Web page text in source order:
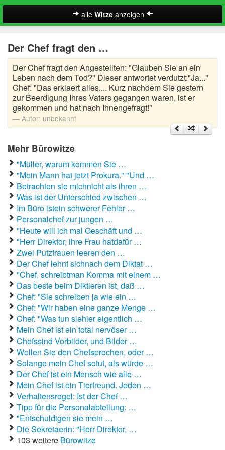
alle Witzeanzeigen
A-Klasse Witze
Akademiker Witze
Al Bundy Sprüche
Alle Kinder Sprüche
Antiwitze
Anwaltswitze
Arbeitswitze
Arztwitze
Autoaufkleber Sprüche
Bankerwitze
Bart Simpson Sprüche
Bauernregeln
Bauernwitze
Bayern Witze
Beamtenwitze
Bierwitze
Bill Clinton Witze
Blondinenwitze
Der Chef fragt den …
Der Chef fragt den Angestellten: "Glauben Sie an ein
Leben nach dem Tod?" Dieser antwortet verdutzt:"Ja..."
Chef: "Das erklaert alles.... Kurz nachdem Sie gestern
zur Beerdigung Ihres Vaters gegangen waren, ist er
gekommen und hat nach Ihnengefragt!"
Autor: unbekannt
Mehr Bürowitze
"Müller, warum kommen Sie …
"Mein Mann hat jetzt Prokura." "Und …
Betrachten sie michnicht als ihren …
Was ist der Unterschied zwischen …
Im Büro istein schwerer Fehler …
Personalchef zur jungen …
"Heute will ich mal Geschäft und …
"Herr Direktor, ihre Frau hatdafür …
Zwei Putzfrauen leeren den …
Der Chef lehnt sichnach dem Diktat …
"Chef, schreibtman Komma mit einem …
Das beste beim Diktieren ist, daß …
Chef: "Sie schreiben ja wie ein …
Chef: "Wir haben eine ganze Menge …
Chef: "Was tun siehier eigentlich …
Mein Chef ist ein total nervöser …
Chefssind Vorbilder, und Bilder …
Wollen Sie den Chefsprechen, oder …
Solange mein Chef sotut, als würde …
Der Chef ist ein Mensch wie alle …
Mein Chef ist ein Tierfreund. Jeden …
Verhaltensregel: Ist der Chef …
Tipp für die Personalabteilung: …
"Entschuldigen sie mein …
Die Sekretaerin: "Herr Direktor, …
103 weitere Bürowitze